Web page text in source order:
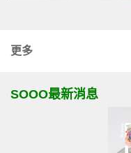
更多
SOOO最新消息